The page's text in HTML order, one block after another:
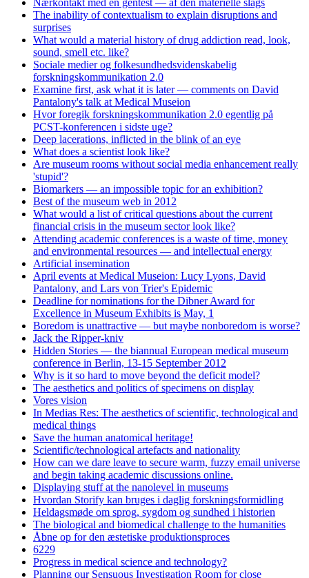
Nærkontakt med en gentest — af den materielle slags
The inability of contextualism to explain disruptions and
surprises
What would a material history of drug addiction read, look,
sound, smell etc. like?
Sociale medier og folkesundhedsvidenskabelig
forskningskommunikation 2.0
Examine first, ask what it is later — comments on David
Pantalony's talk at Medical Museion
Hvor foregik forskningskommunikation 2.0 egentlig på
PCST-konferencen i sidste uge?
Deep lacerations, inflicted in the blink of an eye
What does a scientist look like?
Are museum rooms without social media enhancement really
'stupid'?
Biomarkers — an impossible topic for an exhibition?
Best of the museum web in 2012
What would a list of critical questions about the current
financial crisis in the museum sector look like?
Attending academic conferences is a waste of time, money
and environmental resources — and intellectual energy
Artificial insemination
April events at Medical Museion: Lucy Lyons, David
Pantalony, and Lars von Trier's Epidemic
Deadline for nominations for the Dibner Award for
Excellence in Museum Exhibits is May, 1
Boredom is unattractive — but maybe nonboredom is worse?
Jack the Ripper-kniv
Hidden Stories — the biannual European medical museum
conference in Berlin, 13-15 September 2012
Why is it so hard to move beyond the deficit model?
The aesthetics and politics of specimens on display
Vores vision
In Medias Res: The aesthetics of scientific, technological and
medical things
Save the human anatomical heritage!
Scientific/technological artefacts and nationality
How can we dare leave to secure warm, fuzzy email universe
and begin taking academic discussions online.
Displaying stuff at the nanolevel in museums
Hvordan Storify kan bruges i daglig forskningsformidling
Heldagsmøde om sprog, sygdom og sundhed i historien
The biological and biomedical challenge to the humanities
Åbne op for den æstetiske produktionsproces
6229
Progress in medical science and technology?
Planning our Sensuous Investigation Room for close